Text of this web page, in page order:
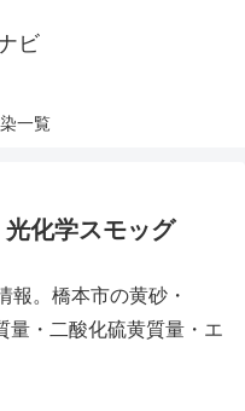
ビ
一覧
化学スモッグ
報。橋本市の黄砂・
量・二酸化硫黄質量・エ